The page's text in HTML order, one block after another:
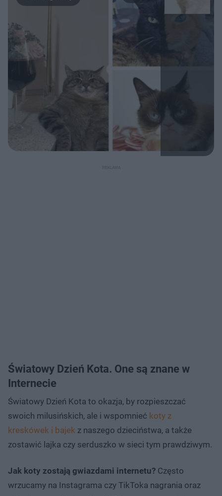
Światowy Dzień Kota. One są znane w
Internecie
Światowy Dzień Kota to okazja, by rozpieszczać
swoich milusińskich, ale i wspomnieć koty z
kreskówek i bajek z naszego dzieciństwa, a także
zostawić lajka czy serduszko w sieci tym prawdziwym.
Jak koty zostają gwiazdami internetu? Często
wrzucamy na Instagrama czy TikToka nagrania oraz